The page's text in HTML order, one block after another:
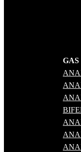
GAS